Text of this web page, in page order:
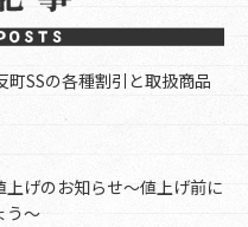
町SSの各種割引と取扱商品
げのお知らせ～値上げ前に
う～